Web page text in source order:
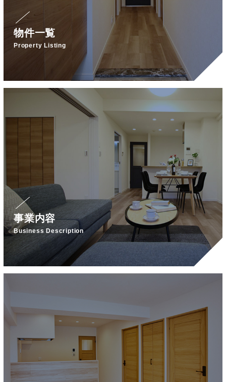
物件一覧
Property Listing
事業内容
Business Description